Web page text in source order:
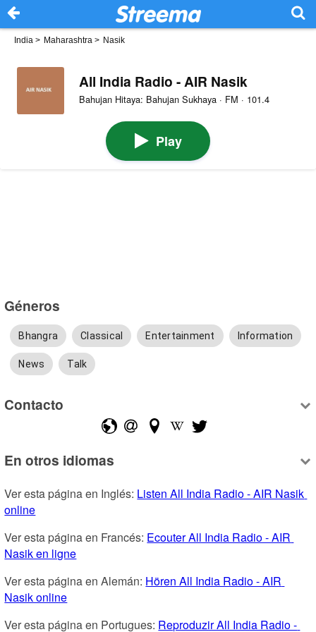
India > Maharashtra > Nasik
All India Radio - AIR Nasik
Bahujan Hitaya: Bahujan Sukhaya · FM · 101.4
Play
Géneros
Bhangra Classical Entertainment Information
News Talk
Contacto
En otros idiomas
Ver esta página en Inglés: Listen All India Radio - AIR Nasik
online
Ver esta página en Francés: Ecouter All India Radio - AIR
Nasik en ligne
Ver esta página en Alemán: Hören All India Radio - AIR
Nasik online
Ver esta página en Portugues: Reproduzir All India Radio -